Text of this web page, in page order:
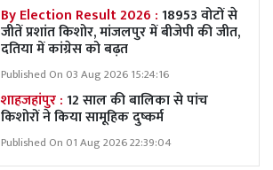
By Election Result 2026 :18953 वोटों से
जीतें प्रशांत किशोर, मांजलपुर में बीजेपी की जीत,
दतिया में कांग्रेस को बढ़त
Published On 03 Aug 2026 15:24:16
शाहजहांपुर :12 साल की बालिका से पांच
किशोरों ने किया सामूहिक दुष्कर्म
Published On 01 Aug 2026 22:39:04